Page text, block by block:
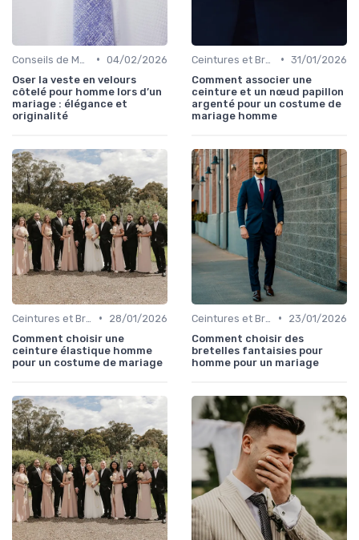
• 04/02/2026
Oser la veste en velours
côtelé pour homme lors d’un
mariage : élégance et
originalité
• 31/01/2026
Comment associer une
ceinture et un nœud papillon
argenté pour un costume de
mariage homme
•
28/01/2026
Comment choisir une
ceinture élastique homme
pour un costume de mariage
•
23/01/2026
Comment choisir des
bretelles fantaisies pour
homme pour un mariage